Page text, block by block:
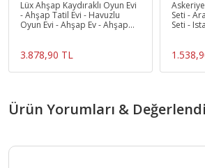
Lüx Ahşap Kaydıraklı Oyun Evi
- Ahşap Tatil Evi - Havuzlu
Oyun Evi - Ahşap Ev - Ahşap
3.878,90 TL
Seti -
Seti -
Ürün Yorumları &